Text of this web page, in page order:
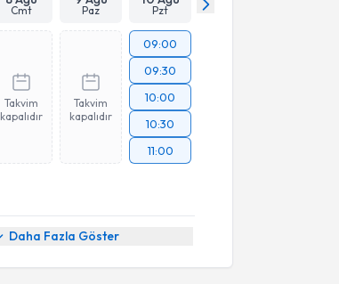
Cmt Paz Pzt
Takvim
kapalıdır
Takvim
kapalıdır
09:00
09:30
10:00
10:30
11:00
Daha Fazla Göster